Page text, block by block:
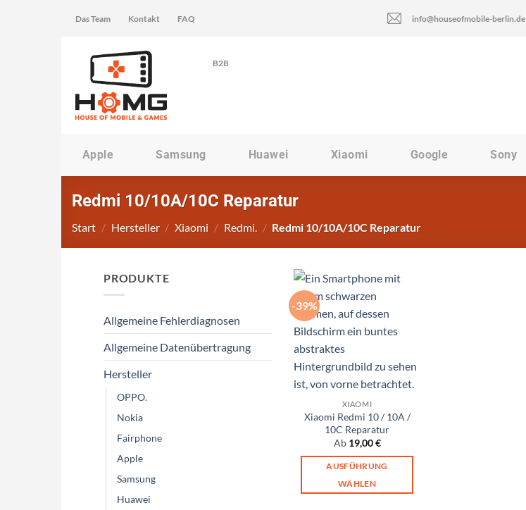
Inhalt
Das Team Kontakt FAQ
B2B
info@houseofmobile-berlin.de
Apple Samsung Huawei Xiaomi Google Sony
Redmi 10/10A/10C Reparatur
Start / Hersteller / Xiaomi / Redmi. / Redmi 10/10A/10C Reparatur
PRODUKTE
Allgemeine Fehlerdiagnosen
Allgemeine Datenübertragung
Hersteller
OPPO.
Nokia
Fairphone
Apple
Samsung
Huawei
-39%
XIAOMI
Xiaomi Redmi 10 / 10A /
10C Reparatur
Ab 19,00€
AUSFÜHRUNG
WÄHLEN